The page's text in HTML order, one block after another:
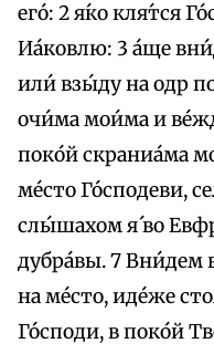
eго́: 2 я́ко кля́тся
Иа́ковлю: 3 а́ще
или́ взы́ду на одр
очи́ма мои́ма и
поко́й скраниа́ма
ме́сто Го́сподеви,
слы́шахом я́ во
дубра́вы. 7 Вни́дем
на ме́сто, иде́же
Го́споди, в поко́й